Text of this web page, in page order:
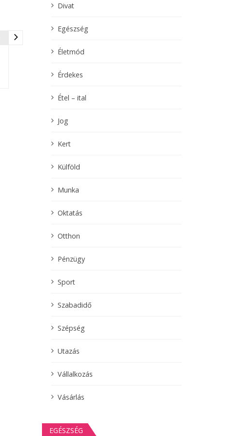
Divat
Egészség
Életmód
Érdekes
Étel – ital
Jog
Kert
Külföld
Munka
Oktatás
Otthon
Pénzügy
Sport
Szabadidő
Szépség
Utazás
Vállalkozás
Vásárlás
EGÉSZSÉG